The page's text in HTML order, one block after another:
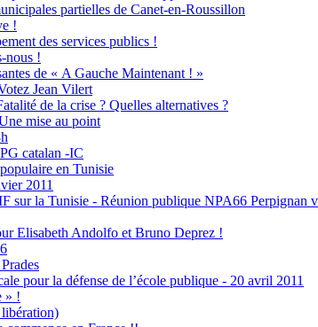
partielles de Canet-en-Roussillon
!
des services publics !
nous !
de « A Gauche Maintenant ! »
Jean Vilert
de la crise ? Quelles alternatives ?
mise au point
catalan -IC
en Tunisie
2011
la Tunisie - Réunion publique NPA66 Perpignan
Elisabeth Andolfo et Bruno Deprez !
pour la défense de l’école publique - 20 avril 2011
» !
libération)